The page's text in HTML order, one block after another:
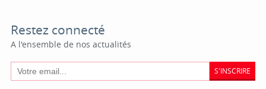
Restez connecté
A l'ensemble de nos actualités
S'INSCRIRE